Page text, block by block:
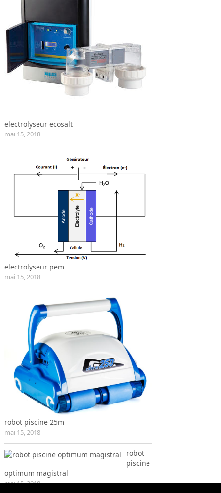
electrolyseur ecosalt
mai 15, 2018
electrolyseur pem
mai 15, 2018
robot piscine 25m
mai 15, 2018
robot
piscine
optimum magistral
mai 15, 2018